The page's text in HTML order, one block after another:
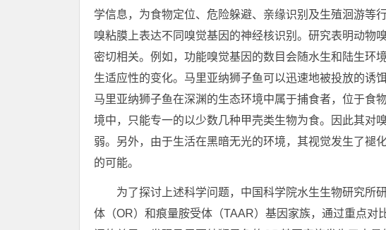
学信息，为食物定位、危险躲避、亲缘识别及生殖洄游等
嗅粘膜上表达不同嗅觉基因的神经核识别。研究表明动物
密切相关。例如，功能嗅觉基因的数目会随水生和陆生环
生适应性的变化。马里亚纳狮子鱼可以迅速地被投放的诱
马里亚纳狮子鱼在深渊的生态环境中属于捕食者，位于食
境中，只能专一的以少数几种甲壳类生物为食。因此其对
弱。另外，由于生活在黑暗无光的环境，其视觉发生了褪
的可能。
为了探讨上述科学问题，中国科学院水生生物研究所
体（OR）和痕量胺受体（TAAR）基因家族，通过重点对